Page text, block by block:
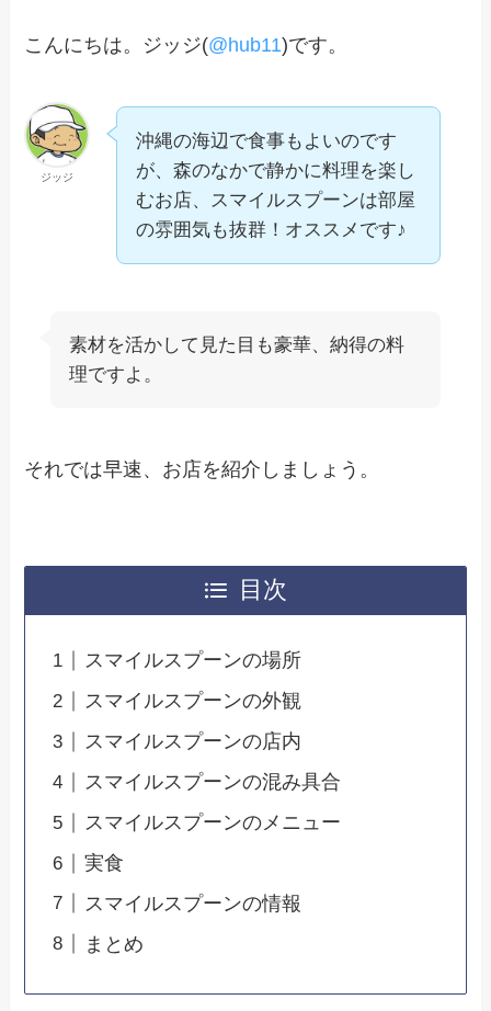
こんにちは。ジッジ(@hub11)です。
ジッジ
沖縄の海辺で食事もよいのです
が、森のなかで静かに料理を楽し
むお店、スマイルスプーンは部屋
の雰囲気も抜群！オススメです♪
素材を活かして見た目も豪華、納得の料
理ですよ。
それでは早速、お店を紹介しましょう。
目次
スマイルスプーンの場所
スマイルスプーンの外観
スマイルスプーンの店内
スマイルスプーンの混み具合
スマイルスプーンのメニュー
実食
スマイルスプーンの情報
まとめ